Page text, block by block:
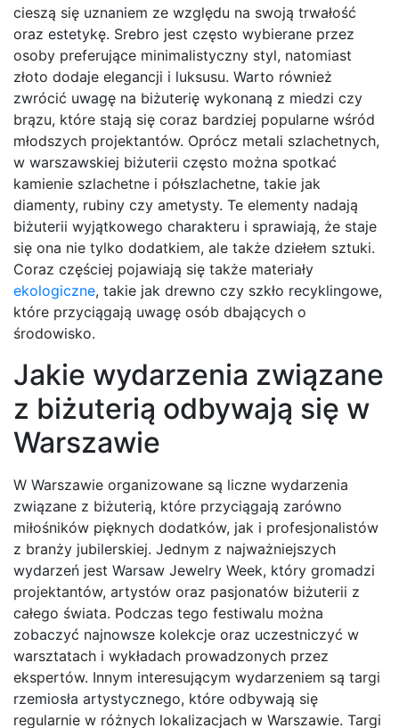
cieszą się uznaniem ze względu na swoją trwałość
oraz estetykę. Srebro jest często wybierane przez
osoby preferujące minimalistyczny styl, natomiast
złoto dodaje elegancji i luksusu. Warto również
zwrócić uwagę na biżuterię wykonaną z miedzi czy
brązu, które stają się coraz bardziej popularne wśród
młodszych projektantów. Oprócz metali szlachetnych,
w warszawskiej biżuterii często można spotkać
kamienie szlachetne i półszlachetne, takie jak
diamenty, rubiny czy ametysty. Te elementy nadają
biżuterii wyjątkowego charakteru i sprawiają, że staje
się ona nie tylko dodatkiem, ale także dziełem sztuki.
Coraz częściej pojawiają się także materiały
ekologiczne, takie jak drewno czy szkło recyklingowe,
które przyciągają uwagę osób dbających o
środowisko.
Jakie wydarzenia związane
z biżuterią odbywają się w
Warszawie
W Warszawie organizowane są liczne wydarzenia
związane z biżuterią, które przyciągają zarówno
miłośników pięknych dodatków, jak i profesjonalistów
z branży jubilerskiej. Jednym z najważniejszych
wydarzeń jest Warsaw Jewelry Week, który gromadzi
projektantów, artystów oraz pasjonatów biżuterii z
całego świata. Podczas tego festiwalu można
zobaczyć najnowsze kolekcje oraz uczestniczyć w
warsztatach i wykładach prowadzonych przez
ekspertów. Innym interesującym wydarzeniem są targi
rzemiosła artystycznego, które odbywają się
regularnie w różnych lokalizacjach w Warszawie. Targi